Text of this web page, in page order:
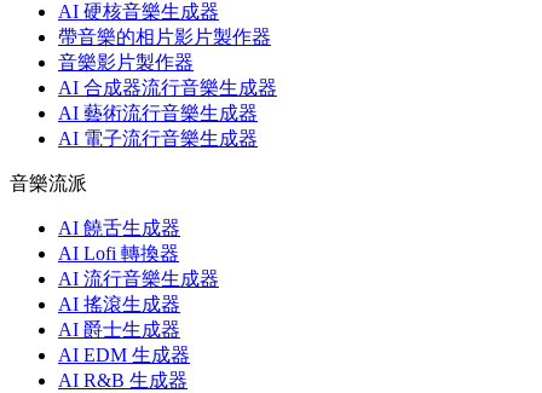
AI 硬核音樂生成器
帶音樂的相片影片製作器
音樂影片製作器
AI 合成器流行音樂生成器
AI 藝術流行音樂生成器
AI 電子流行音樂生成器
音樂流派
AI 饒舌生成器
AI Lofi 轉換器
AI 流行音樂生成器
AI 搖滾生成器
AI 爵士生成器
AI EDM 生成器
AI R&B 生成器